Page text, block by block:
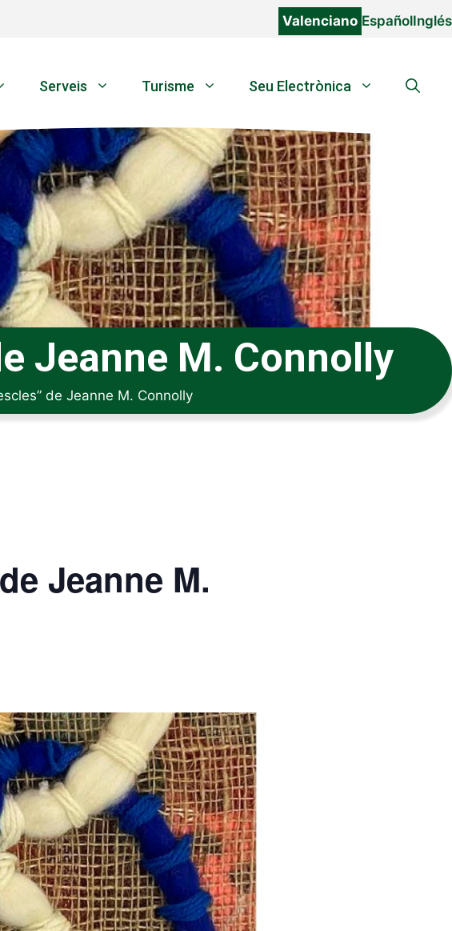
Valenciano EspañolInglés
Serveis Turisme Seu Electrònica
Jeanne M. Connolly
de Jeanne M. Connolly
Jeanne M.